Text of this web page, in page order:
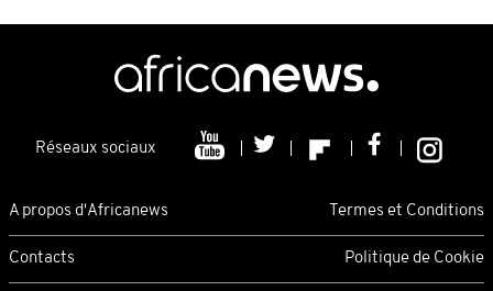
Réseaux sociaux
A propos d'Africanews Termes et Conditions
Contacts Politique de Cookie